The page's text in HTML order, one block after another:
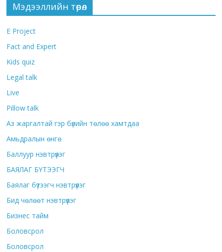
Мэдээллийн төрөл
E Project
Fact and Expert
Kids quiz
Legal talk
Live
Pillow talk
Аз жаргалтай гэр бүлийн төлөө хамтдаа
Амьдралын өнгө
Баллуур нэвтрүүлэг
БАЯЛАГ БҮТЭЭГЧ
Баялаг бүтээгч нэвтрүүлэг
Бид чөлөөт нэвтрүүлэг
Бизнес тайм
Боловсрол
Боловсрол